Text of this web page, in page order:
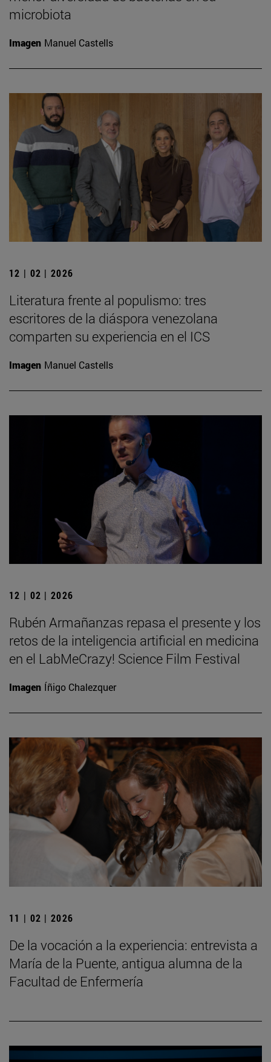
microbiota
Imagen Manuel Castells
12 | 02 | 2026
Literatura frente al populismo: tres
escritores de la diáspora venezolana
comparten su experiencia en el ICS
Imagen Manuel Castells
12 | 02 | 2026
Rubén Armañanzas repasa el presente y los
retos de la inteligencia artificial en medicina
en el LabMeCrazy! Science Film Festival
Imagen Íñigo Chalezquer
11 | 02 | 2026
De la vocación a la experiencia: entrevista a
María de la Puente, antigua alumna de la
Facultad de Enfermería